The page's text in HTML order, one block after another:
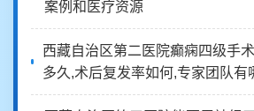
案例和医疗资源
西藏自治区第二医院癫痫四级手
多久,术后复发率如何,专家团队有